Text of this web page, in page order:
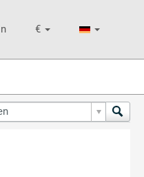
€